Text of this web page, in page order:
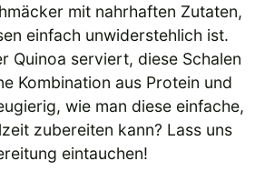
mit nahrhaften Zutaten,
einfach unwiderstehlich ist.
Quinoa serviert, diese Schalen
Kombination aus Protein und
wie man diese einfache,
zubereiten kann? Lass uns
eintauchen!